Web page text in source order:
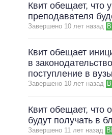
Квит обещает, что
преподавателя
Завершено 10 лет назад
Квит обещает
в
поступление в
Завершено 10 лет назад
Квит обещает, что
будут получать в
Завершено 11 лет назад